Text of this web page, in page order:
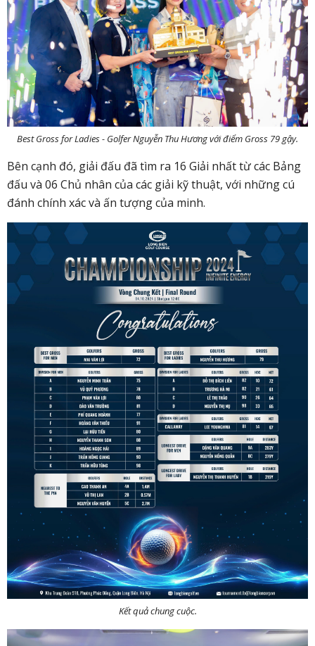
Best Gross for Ladies - Golfer Nguyễn Thu Hương với điểm Gross 79 gậy.
Bên cạnh đó, giải đấu đã tìm ra 16 Giải nhất từ các Bảng
đấu và 06 Chủ nhân của các giải kỹ thuật, với những cú
đánh chính xác và ấn tượng của minh.
Kết quả chung cuộc.